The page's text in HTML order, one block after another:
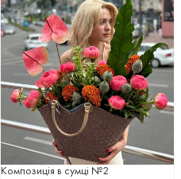
Композиція в сумці №2